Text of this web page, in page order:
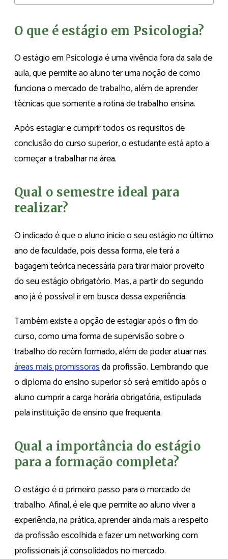
O que é estágio em Psicologia?
O estágio em Psicologia é uma vivência fora da sala de
aula, que permite ao aluno ter uma noção de como
funciona o mercado de trabalho, além de aprender
técnicas que somente a rotina de trabalho ensina.
Após estagiar e cumprir todos os requisitos de
conclusão do curso superior, o estudante está apto a
começar a trabalhar na área.
Qual o semestre ideal para
realizar?
O indicado é que o aluno inicie o seu estágio no último
ano de faculdade, pois dessa forma, ele terá a
bagagem teórica necessária para tirar maior proveito
do seu estágio obrigatório. Mas, a partir do segundo
ano já é possível ir em busca dessa experiência.
Também existe a opção de estagiar após o fim do
curso, como uma forma de supervisão sobre o
trabalho do recém formado, além de poder atuar nas
áreas mais promissorasda profissão. Lembrando que
o diploma do ensino superior só será emitido após o
aluno cumprir a carga horária obrigatória, estipulada
pela instituição de ensino que frequenta.
Qual a importância do estágio
para a formação completa?
O estágio é o primeiro passo para o mercado de
trabalho. Afinal, é ele que permite ao aluno viver a
experiência, na prática, aprender ainda mais a respeito
da profissão escolhida e fazer um networking com
profissionais já consolidados no mercado.